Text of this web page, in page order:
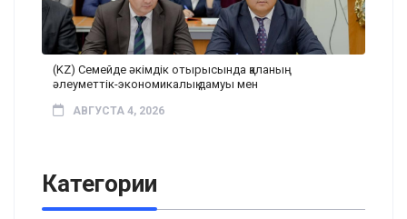
(KZ) Семейде әкімдік отырысында қаланың
әлеуметтік-экономикалық дамуы мен
АВГУСТА 4, 2026
Категории